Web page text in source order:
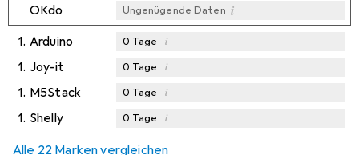
OKdo Ungenügende Daten i
1. Arduino 0 Tage i
1. Joy-it 0 Tage i
1. M5Stack 0 Tage i
1. Shelly 0 Tage i
Alle 22 Marken vergleichen